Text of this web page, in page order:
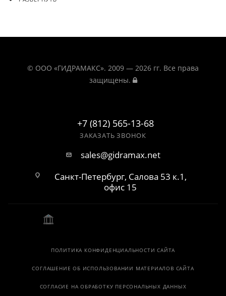
© ООО «ГИДРАМАКС». 2009 — 2026 гг. Все права
защищены.
+7 (812) 565-13-68
ЗАКАЗАТЬ ЗВОНОК
sales@gidramax.net
Санкт-Петербург, Салова 53 к.1,
офис 15
ПОЛИТИКА КОНФИДЕНЦИАЛЬНОСТИ САЙТА
СОГЛАШЕНИЕ ОБ ИСПОЛЬЗОВАНИИ МАТЕРИАЛОВ САЙТА
СОГЛАСИЕ НА ОБРАБОТКУ ПЕРСОНАЛЬНЫХ ДАННЫХ